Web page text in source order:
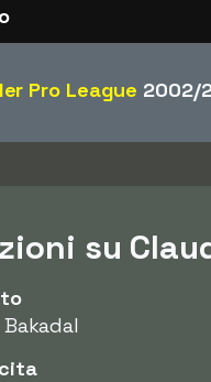
Pro League 2002/
su